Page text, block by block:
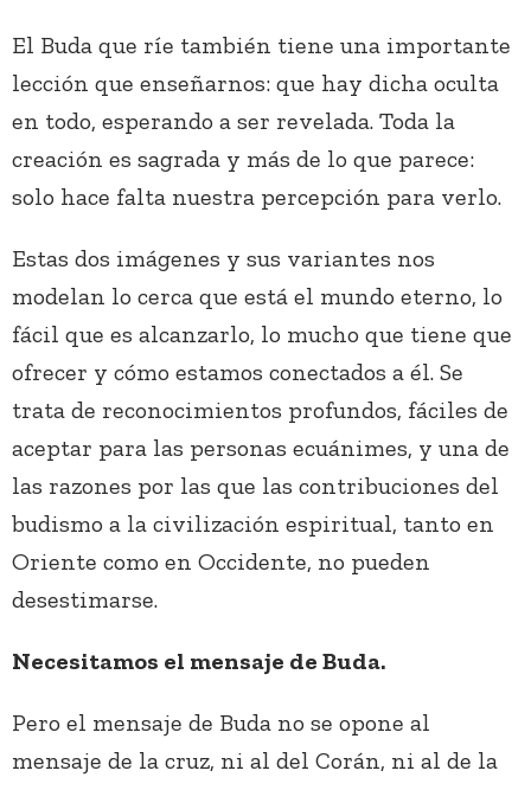
El Buda que ríe también tiene una importante
lección que enseñarnos: que hay dicha oculta
en todo, esperando a ser revelada. Toda la
creación es sagrada y más de lo que parece:
solo hace falta nuestra percepción para verlo.
Estas dos imágenes y sus variantes nos
modelan lo cerca que está el mundo eterno, lo
fácil que es alcanzarlo, lo mucho que tiene que
ofrecer y cómo estamos conectados a él. Se
trata de reconocimientos profundos, fáciles de
aceptar para las personas ecuánimes, y una de
las razones por las que las contribuciones del
budismo a la civilización espiritual, tanto en
Oriente como en Occidente, no pueden
desestimarse.
Necesitamos el mensaje de Buda.
Pero el mensaje de Buda no se opone al
mensaje de la cruz, ni al del Corán, ni al de la